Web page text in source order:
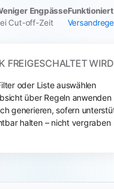
Engpässe
Cut-off-Zeit
FREIGESCHALTET WIRD
oder Liste auswählen
über Regeln anwenden
generieren, sofern
halten – nicht vergraben